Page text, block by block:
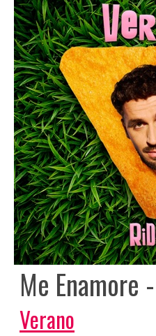
Me Enamore
Verano